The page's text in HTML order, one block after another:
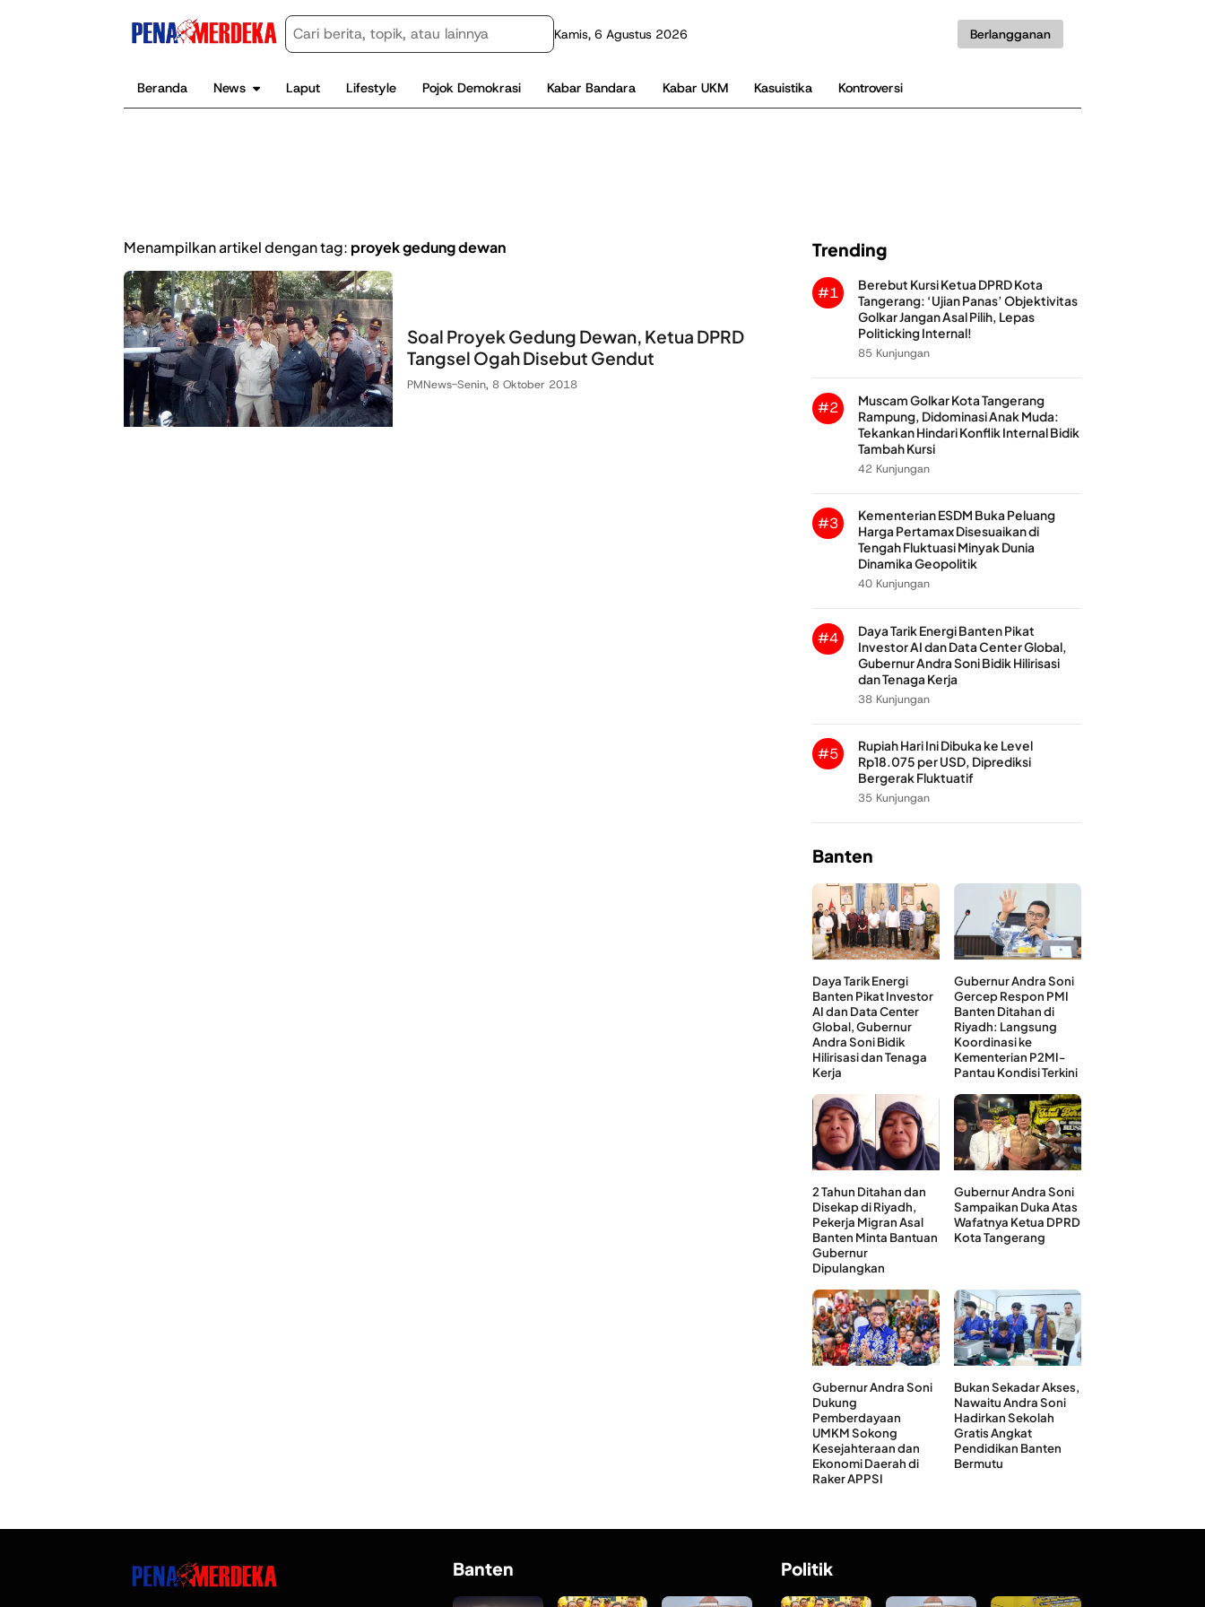
Kamis, 6 Agustus 2026 Berlangganan
Beranda News Laput Lifestyle Pojok Demokrasi Kabar Bandara Kabar UKM Kasuistika Kontroversi
Menampilkan artikel dengan tag: proyek gedung dewan
Soal Proyek Gedung Dewan, Ketua DPRD
Tangsel Ogah Disebut Gendut
PMNews-Senin, 8 Oktober 2018
Trending
#1
Berebut Kursi Ketua DPRD Kota
Tangerang: ‘Ujian Panas’ Objektivitas
Golkar Jangan Asal Pilih, Lepas
Politicking Internal!
85 Kunjungan
#2
Muscam Golkar Kota Tangerang
Rampung, Didominasi Anak Muda:
Tekankan Hindari Konflik Internal Bidik
Tambah Kursi
42 Kunjungan
#3
Kementerian ESDM Buka Peluang
Harga Pertamax Disesuaikan di
Tengah Fluktuasi Minyak Dunia
Dinamika Geopolitik
40 Kunjungan
#4
Daya Tarik Energi Banten Pikat
Investor AI dan Data Center Global,
Gubernur Andra Soni Bidik Hilirisasi
dan Tenaga Kerja
38 Kunjungan
#5
Rupiah Hari Ini Dibuka ke Level
Rp18.075 per USD, Diprediksi
Bergerak Fluktuatif
35 Kunjungan
Banten
Daya Tarik Energi
Banten Pikat Investor
AI dan Data Center
Global, Gubernur
Andra Soni Bidik
Hilirisasi dan Tenaga
Kerja
Gubernur Andra Soni
Gercep Respon PMI
Banten Ditahan di
Riyadh: Langsung
Koordinasi ke
Kementerian P2MI-
Pantau Kondisi Terkini
2 Tahun Ditahan dan
Disekap di Riyadh,
Pekerja Migran Asal
Banten Minta Bantuan
Gubernur
Dipulangkan
Gubernur Andra Soni
Sampaikan Duka Atas
Wafatnya Ketua DPRD
Kota Tangerang
Gubernur Andra Soni
Dukung
Pemberdayaan
UMKM Sokong
Kesejahteraan dan
Ekonomi Daerah di
Raker APPSI
Bukan Sekadar Akses,
Nawaitu Andra Soni
Hadirkan Sekolah
Gratis Angkat
Pendidikan Banten
Bermutu
Banten Politik